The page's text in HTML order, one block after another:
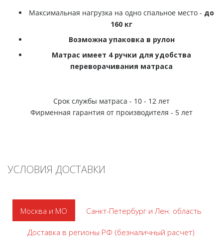
Максимальная нагрузка на одно спальное место - до
160 кг
Возможна упаковка в рулон
Матрас имеет 4 ручки для удобства
переворачивания матраса
Срок службы матраса - 10 - 12 лет
Фирменная гарантия от производителя - 5 лет
УСЛОВИЯ ДОСТАВКИ
Москва и МО Санкт-Петербург и Лен. область
Доставка в регионы РФ (безналичный расчет)